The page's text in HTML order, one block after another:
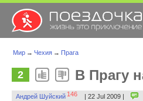
Мир → Чехия → Прага
2 В Прагу
Андрей Шуйский 146 | 22 Jul 2009 |